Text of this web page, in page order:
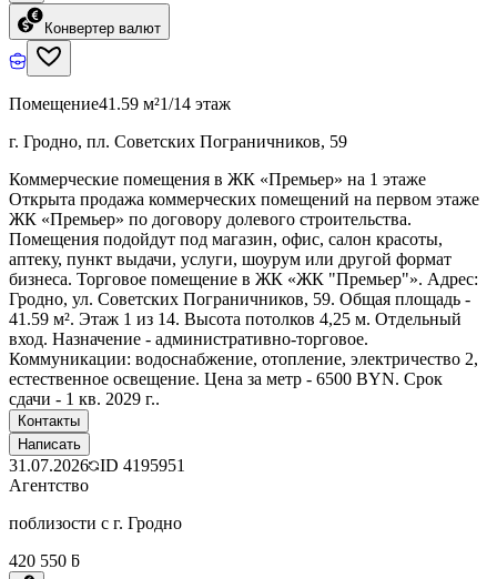
Конвертер валют
Помещение41.59 м²1/14 этаж
г. Гродно, пл. Советских Пограничников, 59
Коммерческие помещения в ЖК «Премьер» на 1 этаже
Открыта продажа коммерческих помещений на первом этаже
ЖК «Премьер» по договору долевого строительства.
Помещения подойдут под магазин, офис, салон красоты,
аптеку, пункт выдачи, услуги, шоурум или другой формат
бизнеса. Торговое помещение в ЖК «ЖК "Премьер"». Адрес:
Гродно, ул. Советских Пограничников, 59. Общая площадь -
41.59 м². Этаж 1 из 14. Высота потолков 4,25 м. Отдельный
вход. Назначение - административно-торговое.
Коммуникации: водоснабжение, отопление, электричество 2,
естественное освещение. Цена за метр - 6500 BYN. Срок
сдачи - 1 кв. 2029 г..
Контакты
Написать
31.07.2026 ID 4195951
Агентство
поблизости с г. Гродно
420 550 ƃ